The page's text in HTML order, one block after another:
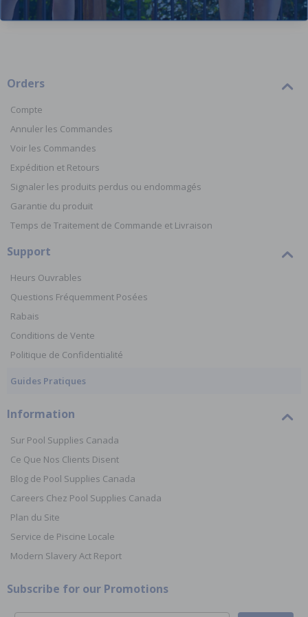
Orders
Compte
Annuler les Commandes
Voir les Commandes
Expédition et Retours
Signaler les produits perdus ou endommagés
Garantie du produit
Temps de Traitement de Commande et Livraison
Support
Heurs Ouvrables
Questions Fréquemment Posées
Rabais
Conditions de Vente
Politique de Confidentialité
Guides Pratiques
Information
Sur Pool Supplies Canada
Ce Que Nos Clients Disent
Blog de Pool Supplies Canada
Careers Chez Pool Supplies Canada
Plan du Site
Service de Piscine Locale
Modern Slavery Act Report
Subscribe for our Promotions